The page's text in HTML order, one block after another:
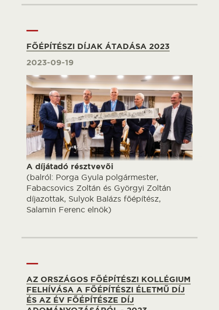
FŐÉPÍTÉSZI DÍJAK ÁTADÁSA 2023
2023-09-19
A díjátadó résztvevői
(balról: Porga Gyula polgármester,
Fabacsovics Zoltán és Györgyi Zoltán
díjazottak, Sulyok Balázs főépítész,
Salamin Ferenc elnök)
AZ ORSZÁGOS FŐÉPÍTÉSZI KOLLÉGIUM
FELHÍVÁSA A FŐÉPÍTÉSZI ÉLETMŰ DÍJ
ÉS AZ ÉV FŐÉPÍTÉSZE DÍJ